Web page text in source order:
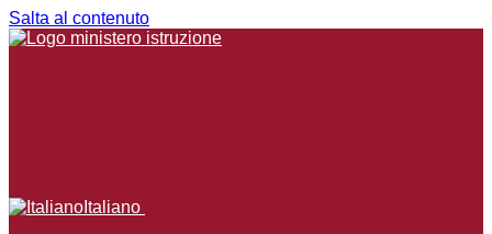
Salta al contenuto
Italiano